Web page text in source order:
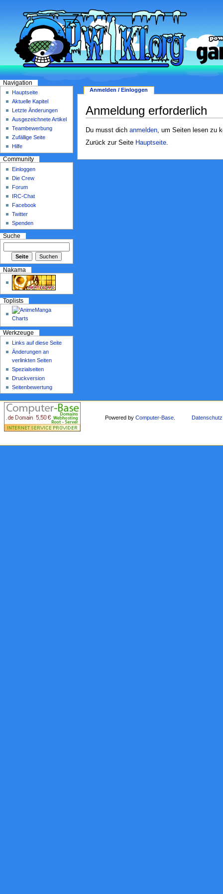
Anmeldung erforderlich
Du musst dich anmelden, um Seiten lesen zu
Zurück zur Seite Hauptseite.
Anmelden / Einloggen
Navigation
Hauptseite
Aktuelle Kapitel
Letzte Änderungen
Ausgezeichnete Artikel
Teambewerbung
Zufällige Seite
Hilfe
Community
Einloggen
Die Crew
Forum
IRC-Chat
Facebook
Twitter
Spenden
Suche
Nakama
Toplists
Werkzeuge
Links auf diese Seite
Änderungen an
verlinkten Seiten
Spezialseiten
Druckversion
Seitenbewertung
Powered byComputer-Base Datenschutz